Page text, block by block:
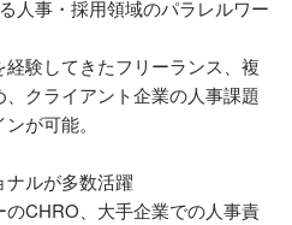
人事・採用領域のパラレルワー
験してきたフリーランス、複
クライアント企業の人事課題
が可能。
ルが多数活躍
CHRO、大手企業での人事責